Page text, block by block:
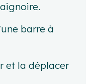
barre à
et la déplacer